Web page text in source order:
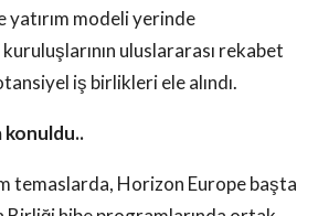
modeli yerinde
uluslararası rekabet
iş birlikleri ele alındı.
temaslarda, Horizon Europe başta